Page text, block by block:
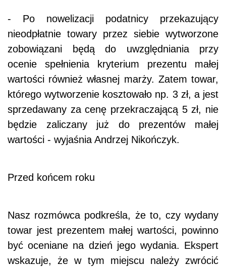
- Po nowelizacji podatnicy przekazujący
nieodpłatnie towary przez siebie wytworzone
zobowiązani będą do uwzględniania przy
ocenie spełnienia kryterium prezentu małej
wartości również własnej marży. Zatem towar,
którego wytworzenie kosztowało np. 3 zł, a jest
sprzedawany za cenę przekraczającą 5 zł, nie
będzie zaliczany już do prezentów małej
wartości - wyjaśnia Andrzej Nikończyk.
Przed końcem roku
Nasz rozmówca podkreśla, że to, czy wydany
towar jest prezentem małej wartości, powinno
być oceniane na dzień jego wydania. Ekspert
wskazuje, że w tym miejscu należy zwrócić